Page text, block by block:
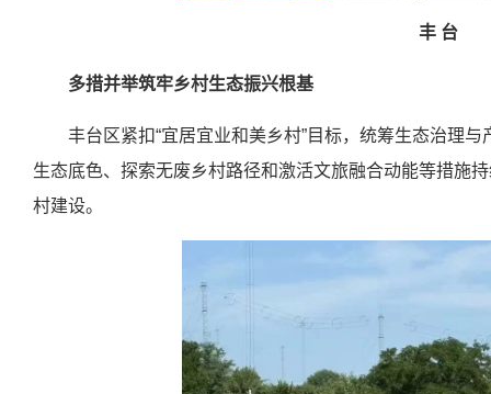
丰 台
多措并举筑牢乡村生态振兴根基
丰台区紧扣“宜居宜业和美乡村”目标，统筹生态治理
生态底色、探索无废乡村路径和激活文旅融合动能等措施
村建设。